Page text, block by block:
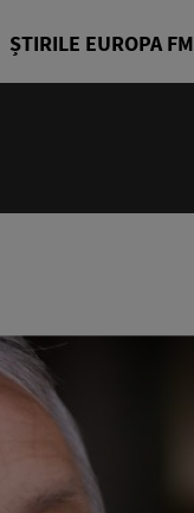
ȘTIRILE EUROPA FM